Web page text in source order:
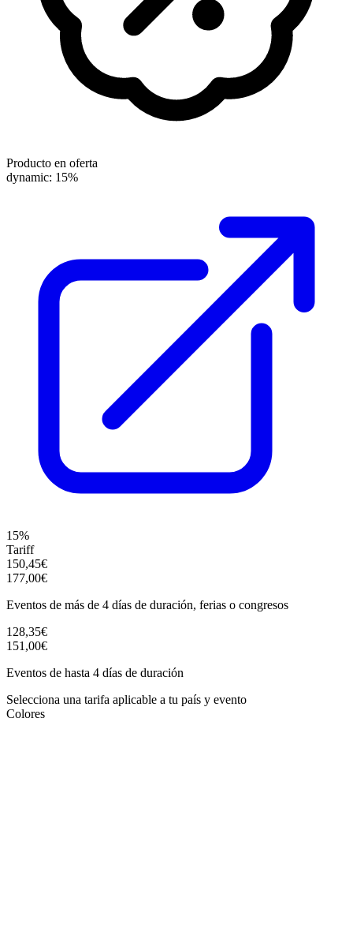
Producto en oferta
dynamic: 15%
15%
Tariff
150,45€
177,00€
Eventos de más de 4 días de duración, ferias o congresos
128,35€
151,00€
Eventos de hasta 4 días de duración
Selecciona una tarifa aplicable a tu país y evento
Colores